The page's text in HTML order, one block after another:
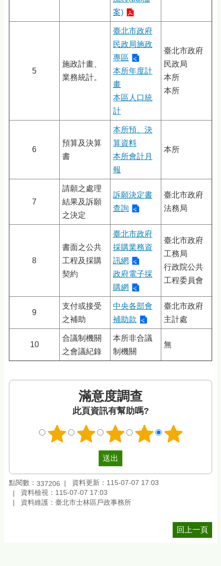
案)
5
施政計畫、
業務統計。
臺北市政府
民政局施政
專區
本所年度計
畫
本區人口統
計
臺北市政府
民政局
本所
本所
6
預算及決算
書
本所預、決
算資料
本所會計月
報
本所
7
請願之處理
結果及訴願
之決定
訴願決定書
查詢
臺北市政府
法務局
8
書面之公共
工程及採購
契約
臺北市政府
採購業務資
訊網
政府電子採
購網
臺北市政府
工務局
行政院公共
工程委員會
9
支付或接受
之補助
中央各部會
補助款
臺北市政府
主計處
10
合議制機關
之會議紀錄
本所非合議
制機關
無
滿意度調查
此頁資訊有幫助嗎?
點閱數： 337206
資料更新：115-07-07 17:03
資料檢視：115-07-07 17:03
資料維護：臺北市士林區戶政事務所
回上一頁